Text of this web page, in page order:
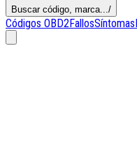
Buscar código, marca.../
Códigos OBD2FallosSíntomas